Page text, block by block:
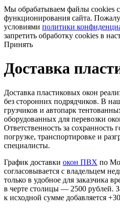
Мы обрабатываем файлы cookies
функционирования сайта.
условиями политики
запретить обработку cookies в
Принять
Доставка
Доставка пластиковых окон
без сторонних подрядчиков. В
грузчиков и автопарк
оборудованных для перевозки
Ответственность за сохранность
погрузке, транспортировке и
специалисты.
График доставки окон ПВХ по
согласовывается с владельцем
только в удобное для заказчика
в черте столицы — 2500 рублей.
к исходной сумме добавляется